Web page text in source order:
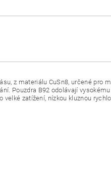
z materiálu CuSn8, určené pro
Pouzdra B92 odolávají
velké zatížení, nízkou kluznou